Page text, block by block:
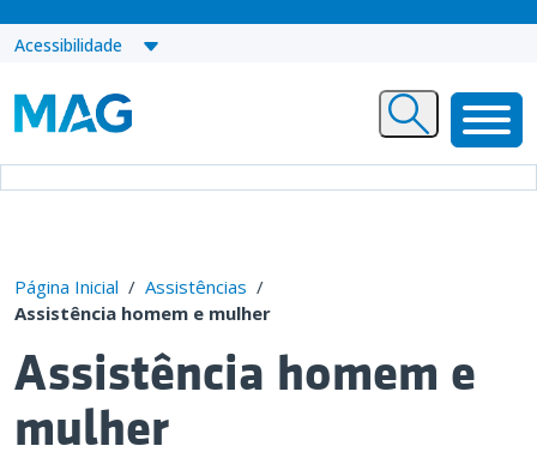
Acessibilidade
Página Inicial / Assistências /
Assistência homem e mulher
Assistência homem e
mulher